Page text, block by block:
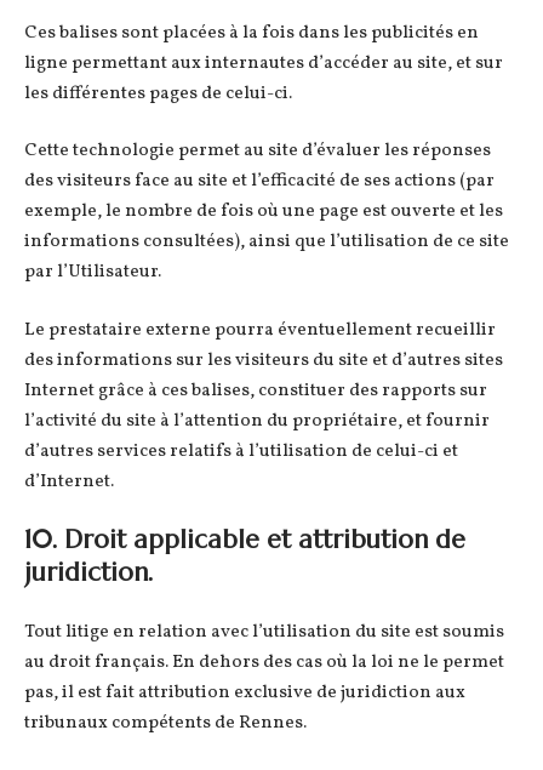
Ces balises sont placées à la fois dans les publicités en
ligne permettant aux internautes d’accéder au site, et sur
les différentes pages de celui-ci.
Cette technologie permet au site d’évaluer les réponses
des visiteurs face au site et l’efficacité de ses actions (par
exemple, le nombre de fois où une page est ouverte et les
informations consultées), ainsi que l’utilisation de ce site
par l’Utilisateur.
Le prestataire externe pourra éventuellement recueillir
des informations sur les visiteurs du site et d’autres sites
Internet grâce à ces balises, constituer des rapports sur
l’activité du site à l’attention du propriétaire, et fournir
d’autres services relatifs à l’utilisation de celui-ci et
d’Internet.
10. Droit applicable et attribution de
juridiction.
Tout litige en relation avec l’utilisation du site est soumis
au droit français. En dehors des cas où la loi ne le permet
pas, il est fait attribution exclusive de juridiction aux
tribunaux compétents de Rennes.